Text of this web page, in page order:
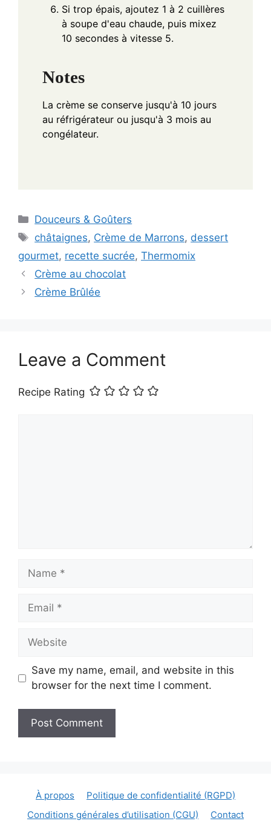
Si trop épais, ajoutez 1 à 2 cuillères
à soupe d'eau chaude, puis mixez
10 secondes à vitesse 5.
Notes
La crème se conserve jusqu'à 10 jours
au réfrigérateur ou jusqu'à 3 mois au
congélateur.
Categories
Douceurs & Goûters
Tags
châtaignes, Crème de Marrons, dessert
gourmet, recette sucrée, Thermomix
Crème au chocolat
Crème Brûlée
Leave a Comment
Recipe Rating
Name
Email
Website
Save my name, email, and website in this
browser for the next time I comment.
À propos
Politique de confidentialité (RGPD)
Conditions générales d’utilisation (CGU)
Contact